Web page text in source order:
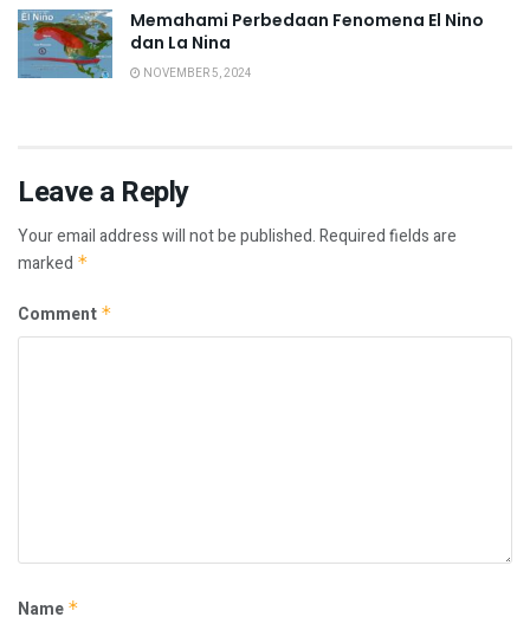
Memahami Perbedaan Fenomena El Nino
dan La Nina
NOVEMBER 5, 2024
Leave a Reply
Your email address will not be published.Required fields are
marked *
Comment *
Name *